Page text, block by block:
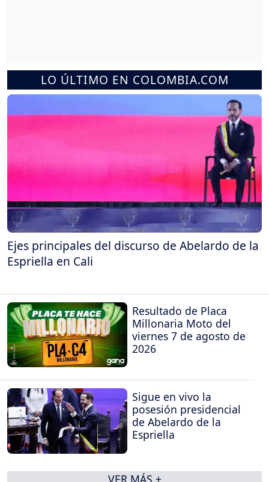
LO ÚLTIMO EN COLOMBIA.COM
Ejes principales del discurso de Abelardo de la
Espriella en Cali
Resultado de Placa
Millonaria Moto del
viernes 7 de agosto de
2026
Sigue en vivo la
posesión presidencial
de Abelardo de la
Espriella
VER MÁS +